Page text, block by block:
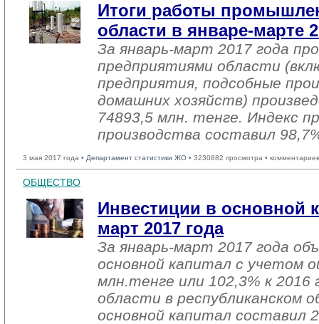
Итоги работы
области в январе-марте
За январь-март 2017 года
предприятиями области
предприятия, подсобные
домашних хозяйств)
74893,5 млн. тенге. Индекс
производства составил
3 мая 2017 года • Департамент статистики ЖО • 3230882 просмотра •
ОБЩЕСТВО
Инвестиции в основной
март 2017 года
За январь-март 2017 года
основной капитал с учетом
млн.тенге или 102,3% к 2016
области в республиканском
основной капитал составил